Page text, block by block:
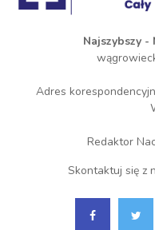
Najszybszy -
Adres
Redaktor
Skontaktuj się z